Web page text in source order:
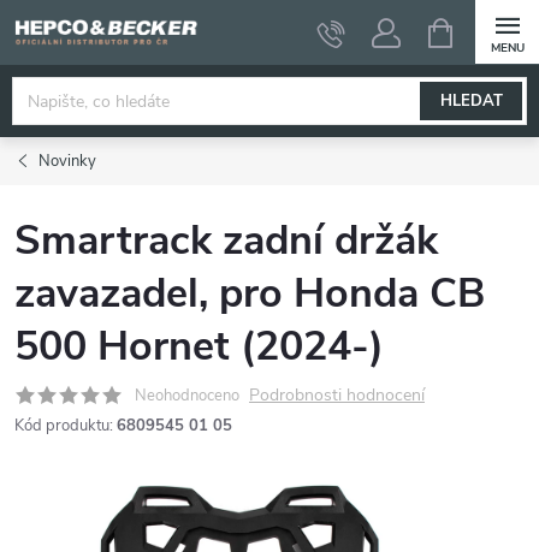
na
obsah
HLEDAT
NÁKUPNÍ
KOŠÍK
Novinky
Smartrack zadní držák
zavazadel, pro Honda CB
500 Hornet (2024-)
Neohodnoceno Podrobnosti hodnocení
Kód produktu: 6809545 01 05